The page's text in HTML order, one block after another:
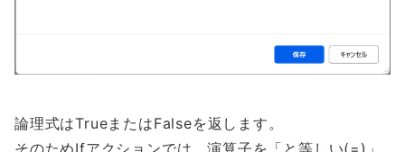
論理式はTrueまたはFalseを返します。